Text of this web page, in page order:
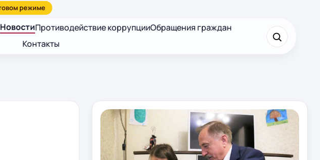
НовостиПротиводействие коррупцииОбращения граждан
Контакты